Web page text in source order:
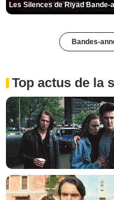
Bandes-
Top actus de la